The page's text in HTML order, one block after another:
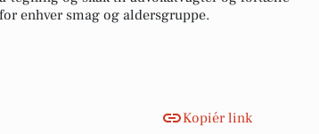
enhver smag og aldersgruppe.
Kopiér link